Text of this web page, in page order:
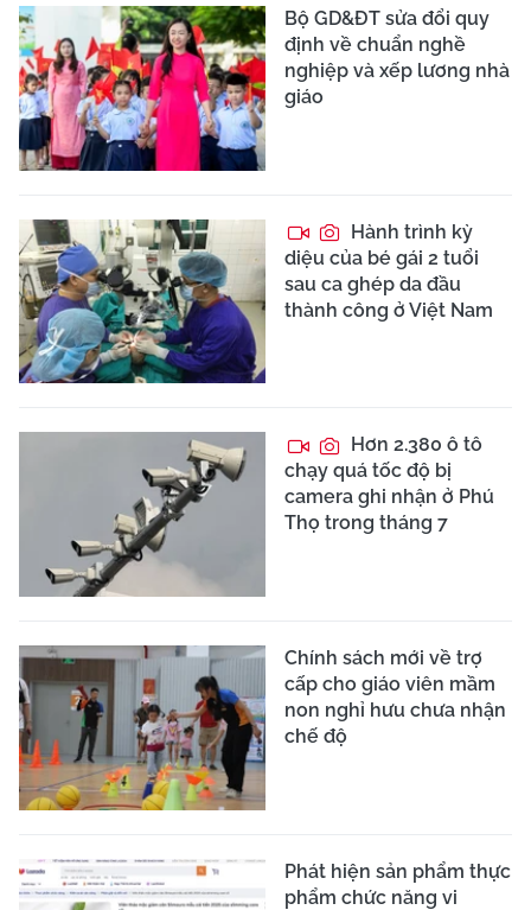
Bộ GD&ĐT sửa đổi quy
định về chuẩn nghề
nghiệp và xếp lương nhà
giáo
Hành trình kỳ
diệu của bé gái 2 tuổi
sau ca ghép da đầu
thành công ở Việt Nam
Hơn 2.380 ô tô
chạy quá tốc độ bị
camera ghi nhận ở Phú
Thọ trong tháng 7
Chính sách mới về trợ
cấp cho giáo viên mầm
non nghỉ hưu chưa nhận
chế độ
Phát hiện sản phẩm thực
phẩm chức năng vi